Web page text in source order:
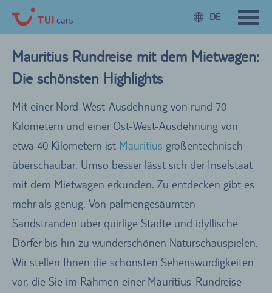
DE
Mauritius Rundreise mit dem Mietwagen:
Die schönsten Highlights
Mit einer Nord-West-Ausdehnung von rund 70
Kilometern und einer Ost-West-Ausdehnung von
etwa 40 Kilometern ist Mauritius größentechnisch
überschaubar. Umso besser lässt sich der Inselstaat
mit dem Mietwagen erkunden. Zu entdecken gibt es
mehr als genug. Von palmengesäumten
Sandstränden über quirlige Städte und idyllische
Dörfer bis hin zu wunderschönen Naturschauspielen.
Wir stellen Ihnen die schönsten Sehenswürdigkeiten
vor, die Sie im Rahmen einer Mauritius-Rundreise